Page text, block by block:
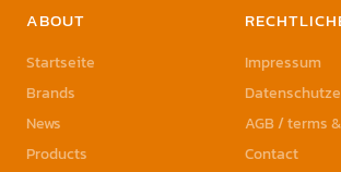
ABOUT
Startseite
Brands
News
Products
Impressum
AGB / terms
Contact